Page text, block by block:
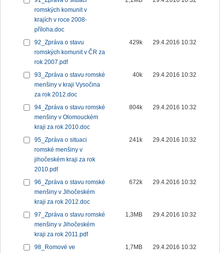
romských komunit v
krajích v roce 2008-
příloha.doc
92_Zpráva o stavu
romských komunit v ČR za
rok 2007.pdf
429k 29.4.2016 10:32
93_Zpráva o stavu romské
menšiny v kraji Vysočina
za rok 2012.doc
40k 29.4.2016 10:32
94_Zpráva o stavu romské
menšiny v Olomouckém
kraji za rok 2010.doc
804k 29.4.2016 10:32
95_Zpráva o situaci
romské menšiny v
jihočeském kraji za rok
2010.pdf
241k 29.4.2016 10:32
96_Zpráva o stavu romské
menšiny v Jihočeském
kraji za rok 2012.doc
672k 29.4.2016 10:32
97_Zpráva o stavu romské
menšiny v Jihočeském
kraji za rok 2011.pdf
1,3MB 29.4.2016 10:32
98_Romové ve
1,7MB 29.4.2016 10:32